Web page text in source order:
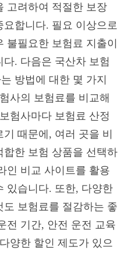
고려하여 적절한 보장
합니다. 필요 이상으로
불필요한 보험료 지출이
. 다음은 국산차 보험
방법에 대한 몇 가지
사의 보험료를 비교해
험사마다 보험료 산정
때문에, 여러 곳을 비
합한 보험 상품을 선택하
인 비교 사이트를 활용
있습니다. 또한, 다양한
보험료를 절감하는 좋
전 기간, 안전 운전 교육
양한 할인 제도가 있으